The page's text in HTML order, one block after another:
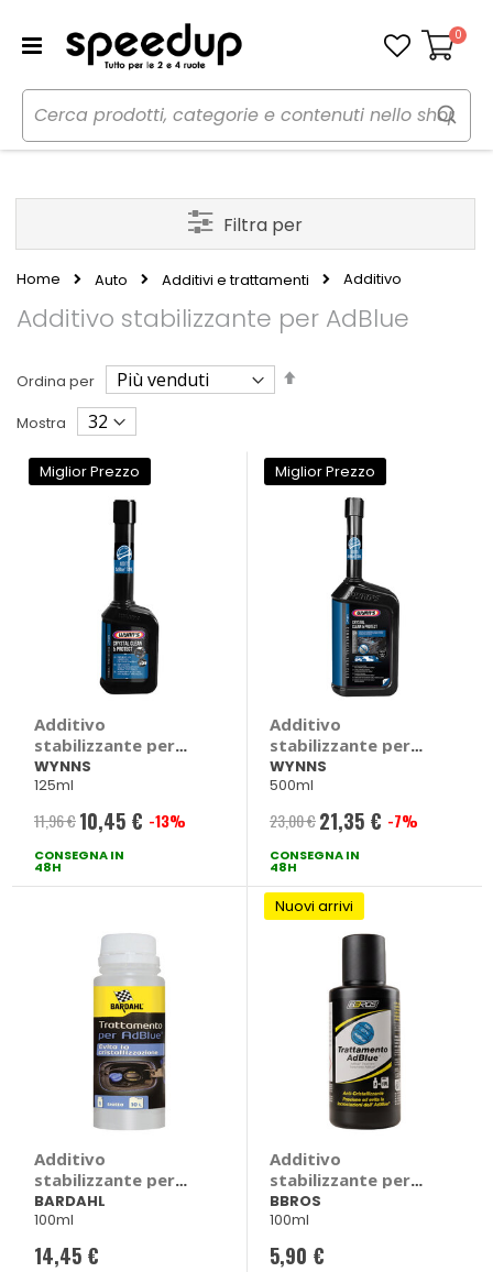
Carrello
0
Home Auto Additivi e trattamenti Additivo
Additivo stabilizzante per AdBlue
Ordina per
Imposta
Mostra
Miglior Prezzo
Additivo
stabilizzante per
AdBlue Crystal
Clean & Protect -
WYNNS
WYNNS
125ml
11,96 € Prezzo
speciale
10,45 € -13%
CONSEGNA IN
48H
Miglior Prezzo
Additivo
stabilizzante per
AdBlue Crystal
Clean & Protect -
WYNNS
WYNNS
500ml
23,00 € Prezzo
speciale
21,35 € -7%
CONSEGNA IN
48H
Additivo
stabilizzante per
AdBlue Optiblue -
BARDAHL
BARDAHL
100ml
14,45 €
Nuovi arrivi
Additivo
stabilizzante per
AdBlue - BBROS
BBROS
100ml
5,90 €
Filtra per